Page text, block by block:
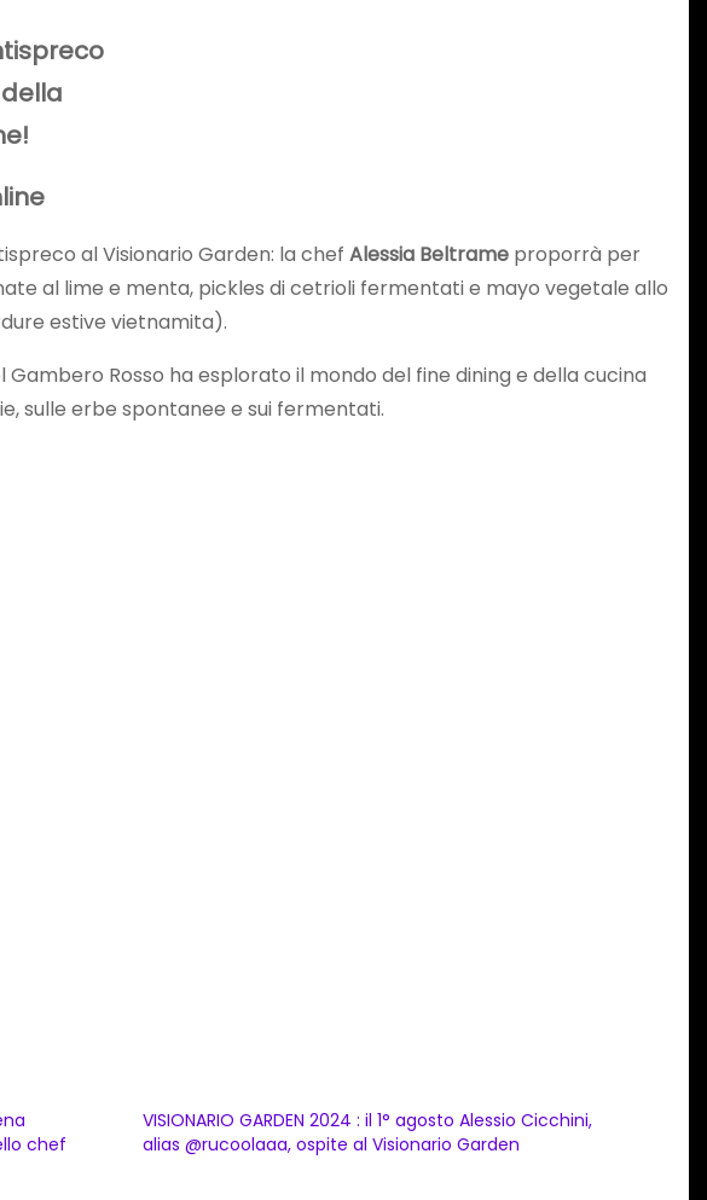
al Visionario Garden: la chef Alessia Beltrame proporrà per
al lime e menta, pickles di cetrioli fermentati e mayo vegetale allo
estive vietnamita).
Rosso ha esplorato il mondo del fine dining e della cucina
sulle erbe spontanee e sui fermentati.
chef
VISIONARIO GARDEN 2024 : il 1° agosto Alessio Cicchini,
alias @rucoolaaa, ospite al Visionario Garden